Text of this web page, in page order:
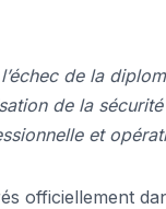
de la
de la
et
officiellement